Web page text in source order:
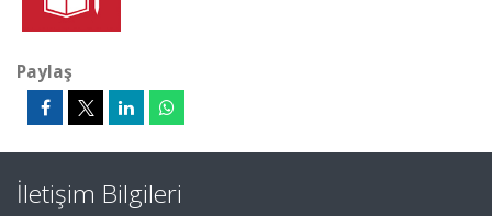
Paylaş
İletişim Bilgileri